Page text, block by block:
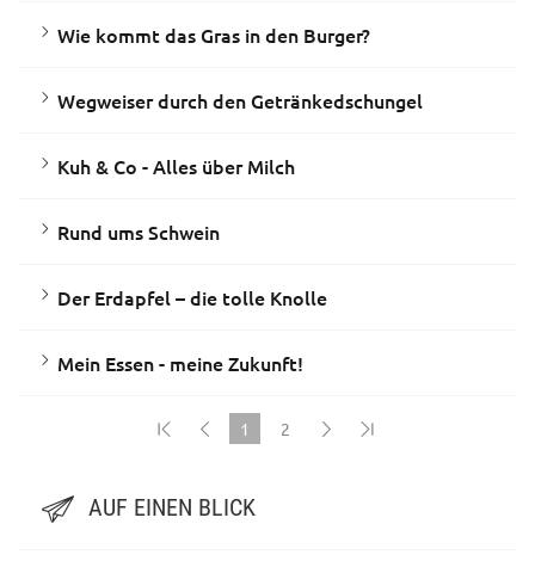
Wie kommt das Gras in den Burger?
Wegweiser durch den Getränkedschungel
Kuh & Co - Alles über Milch
Rund ums Schwein
Der Erdapfel – die tolle Knolle
Mein Essen - meine Zukunft!
1
2
AUF EINEN BLICK